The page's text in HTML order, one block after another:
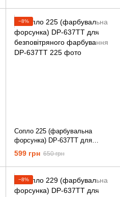
−8%
Сопло 225 (фарбувальна
форсунка) DP-637TT для
безповітряного фарбування
599 грн 650 грн
−8%